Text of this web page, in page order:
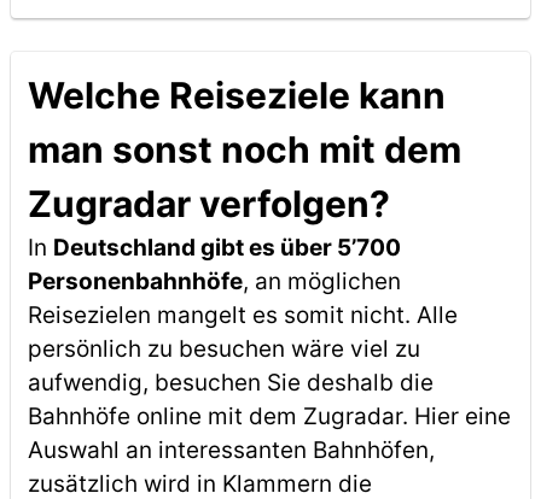
Welche Reiseziele kann
man sonst noch mit dem
Zugradar verfolgen?
In Deutschland gibt es über 5’700
Personenbahnhöfe, an möglichen
Reisezielen mangelt es somit nicht. Alle
persönlich zu besuchen wäre viel zu
aufwendig, besuchen Sie deshalb die
Bahnhöfe online mit dem Zugradar. Hier eine
Auswahl an interessanten Bahnhöfen,
zusätzlich wird in Klammern die